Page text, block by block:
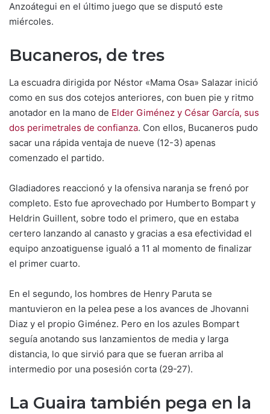
Anzoátegui en el último juego que se disputó este
miércoles.
Bucaneros, de tres
La escuadra dirigida por Néstor «Mama Osa» Salazar inició
como en sus dos cotejos anteriores, con buen pie y ritmo
anotador en la mano de Elder Giménez y César García, sus
dos perimetrales de confianza. Con ellos, Bucaneros pudo
sacar una rápida ventaja de nueve (12-3) apenas
comenzado el partido.
Gladiadores reaccionó y la ofensiva naranja se frenó por
completo. Esto fue aprovechado por Humberto Bompart y
Heldrin Guillent, sobre todo el primero, que en estaba
certero lanzando al canasto y gracias a esa efectividad el
equipo anzoatiguense igualó a 11 al momento de finalizar
el primer cuarto.
En el segundo, los hombres de Henry Paruta se
mantuvieron en la pelea pese a los avances de Jhovanni
Diaz y el propio Giménez. Pero en los azules Bompart
seguía anotando sus lanzamientos de media y larga
distancia, lo que sirvió para que se fueran arriba al
intermedio por una posesión corta (29-27).
La Guaira también pega en la